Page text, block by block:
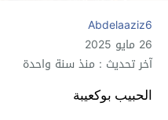
Abdelaaziz6
26 مايو 2025
آخر تحديث : منذ سنة واحدة
الحبيب بوكعيبة